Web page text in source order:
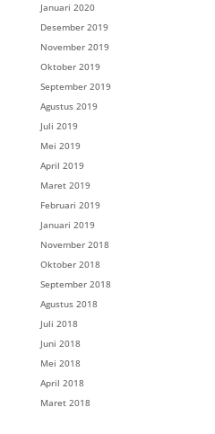
Januari 2020
Desember 2019
November 2019
Oktober 2019
September 2019
Agustus 2019
Juli 2019
Mei 2019
April 2019
Maret 2019
Februari 2019
Januari 2019
November 2018
Oktober 2018
September 2018
Agustus 2018
Juli 2018
Juni 2018
Mei 2018
April 2018
Maret 2018